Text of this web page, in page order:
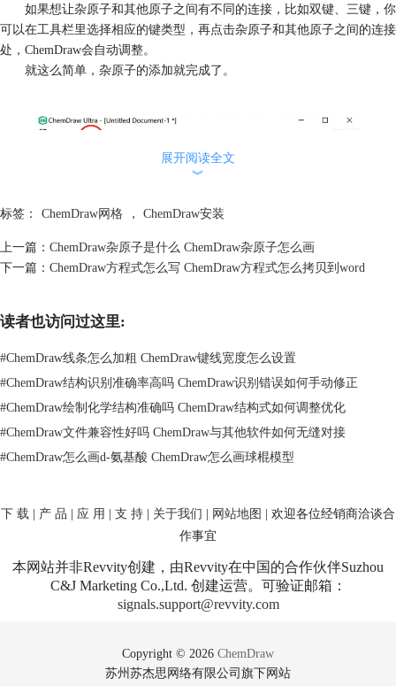
如果想让杂原子和其他原子之间有不同的连接，比如双键、三键，你
可以在工具栏里选择相应的键类型，再点击杂原子和其他原子之间的连接
处，ChemDraw会自动调整。
就这么简单，杂原子的添加就完成了。
二、ChemDraw怎么添加特殊基团
化学结构图里，基团的添加也特别常见，像氨基（-NH2）、羧基（-
COOH）等。幸好，ChemDraw对这些特殊基团的添加也提供了非常方便
在ChemDraw里，找到工具栏中的“结构符号”选项，点击它就能看到
各种常见的基团，比如氨基、羧基等。选择你需要的基团。
基团的列表里有很多，你只需要找到你需要的，比如“羧基”或者“氨
基”，点击一下，就能选择它了。
鼠标移到你想插入的位置，点击一下，基团就自动加到你的分子结构图里
展开阅读全文
︾
标签： ChemDraw网格 ， ChemDraw安装
上一篇： ChemDraw杂原子是什么 ChemDraw杂原子怎么画
下一篇： ChemDraw方程式怎么写 ChemDraw方程式怎么拷贝到word
读者也访问过这里:
#ChemDraw线条怎么加粗 ChemDraw键线宽度怎么设置
#ChemDraw结构识别准确率高吗 ChemDraw识别错误如何手动修正
#ChemDraw绘制化学结构准确吗 ChemDraw结构式如何调整优化
#ChemDraw文件兼容性好吗 ChemDraw与其他软件如何无缝对接
#ChemDraw怎么画d-氨基酸 ChemDraw怎么画球棍模型
下 载 产 品 应 用 支 持 关于我们 网站地图
| 欢迎各位经销商洽谈合
作事宜
本网站并非Revvity创建，由Revvity在中国的合作伙伴Suzhou
C&J Marketing Co.,Ltd. 创建运营。可验证邮箱：
signals.support@revvity.com
Copyright © 2026 ChemDraw
苏州苏杰思网络有限公司旗下网站